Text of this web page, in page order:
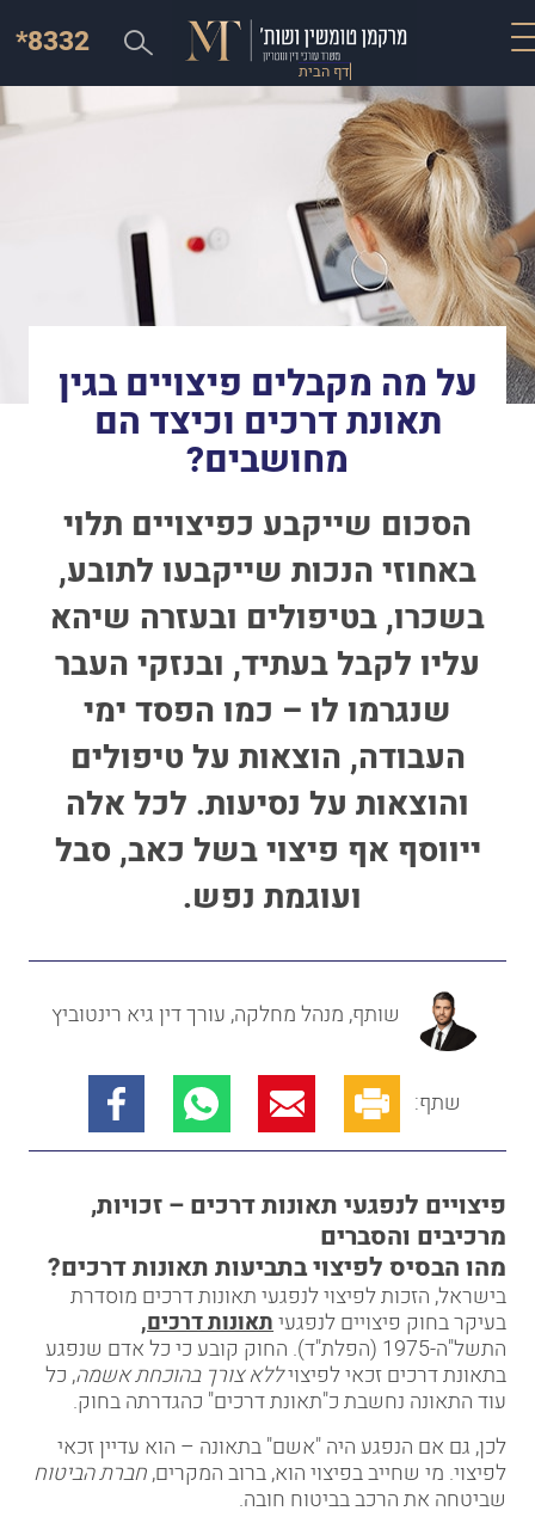
דף הבית
*8332
על מה מקבלים פיצויים בגין
תאונת דרכים וכיצד הם
מחושבים?
הסכום שייקבע כפיצויים תלוי
באחוזי הנכות שייקבעו לתובע,
בשכרו, בטיפולים ובעזרה שיהא
עליו לקבל בעתיד, ובנזקי העבר
שנגרמו לו – כמו הפסד ימי
העבודה, הוצאות על טיפולים
והוצאות על נסיעות. לכל אלה
ייווסף אף פיצוי בשל כאב, סבל
ועוגמת נפש.
שותף, מנהל מחלקה, עורך דין גיא רינטוביץ
שתף:
פיצויים לנפגעי תאונות דרכים – זכויות,
מרכיבים והסברים
מהו הבסיס לפיצוי בתביעות תאונות דרכים?
בישראל, הזכות לפיצוי לנפגעי תאונות דרכים מוסדרת
בעיקר בחוק פיצויים לנפגעיתאונות דרכים,
התשל"ה-1975 (הפלת"ד). החוק קובע כי כל אדם שנפגע
בתאונת דרכים זכאי לפיצויללא צורך בהוכחת אשמה, כל
עוד התאונה נחשבת כ"תאונת דרכים" כהגדרתה בחוק.
לכן, גם אם הנפגע היה "אשם" בתאונה – הוא עדיין זכאי
לפיצוי. מי שחייב בפיצוי הוא, ברוב המקרים,חברת הביטוח
שביטחה את הרכב בביטוח חובה.